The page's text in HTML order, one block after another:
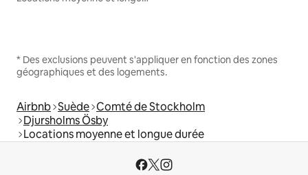
* Des exclusions peuvent s'appliquer en fonction des zones
géographiques et des logements.
Airbnb Suède Comté de Stockholm
Djursholms Ösby
Locations moyenne et longue durée